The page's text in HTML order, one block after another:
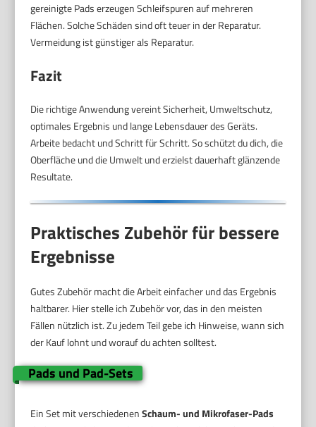
gereinigte Pads erzeugen Schleifspuren auf mehreren
Flächen. Solche Schäden sind oft teuer in der Reparatur.
Vermeidung ist günstiger als Reparatur.
Fazit
Die richtige Anwendung vereint Sicherheit, Umweltschutz,
optimales Ergebnis und lange Lebensdauer des Geräts.
Arbeite bedacht und Schritt für Schritt. So schützt du dich, die
Oberfläche und die Umwelt und erzielst dauerhaft glänzende
Resultate.
Praktisches Zubehör für bessere
Ergebnisse
Gutes Zubehör macht die Arbeit einfacher und das Ergebnis
haltbarer. Hier stelle ich Zubehör vor, das in den meisten
Fällen nützlich ist. Zu jedem Teil gebe ich Hinweise, wann sich
der Kauf lohnt und worauf du achten solltest.
Pads und Pad-Sets
Ein Set mit verschiedenenSchaum- und Mikrofaser-Pads